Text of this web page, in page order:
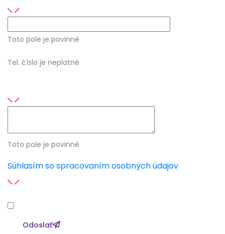
Toto pole je povinné
Tel. číslo je neplatné
Toto pole je povinné
Súhlasím so spracovaním osobných údajov
Odoslať